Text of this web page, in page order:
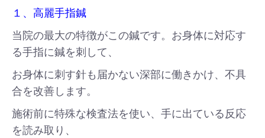
１、高麗手指鍼
当院の最大の特徴がこの鍼です。お身体に対応す
る手指に鍼を刺して、
お身体に刺す針も届かない深部に働きかけ、不具
合を改善します。
施術前に特殊な検査法を使い、手に出ている反応
を読み取り、